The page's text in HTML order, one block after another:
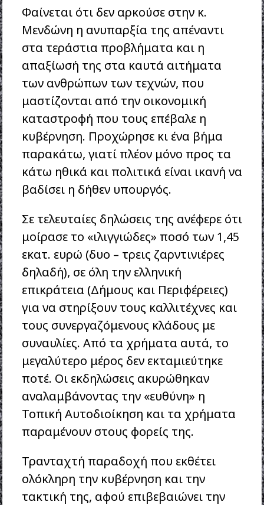
Φαίνεται ότι δεν αρκούσε στην κ.
Μενδώνη η ανυπαρξία της απέναντι
στα τεράστια προβλήματα και η
απαξίωσή της στα καυτά αιτήματα
των ανθρώπων των τεχνών, που
μαστίζονται από την οικονομική
καταστροφή που τους επέβαλε η
κυβέρνηση. Προχώρησε κι ένα βήμα
παρακάτω, γιατί πλέον μόνο προς τα
κάτω ηθικά και πολιτικά είναι ικανή να
βαδίσει η δήθεν υπουργός.
Σε τελευταίες δηλώσεις της ανέφερε ότι
μοίρασε το «ιλιγγιώδες» ποσό των 1,45
εκατ. ευρώ (δυο – τρεις ζαρντινιέρες
δηλαδή), σε όλη την ελληνική
επικράτεια (Δήμους και Περιφέρειες)
για να στηρίξουν τους καλλιτέχνες και
τους συνεργαζόμενους κλάδους με
συναυλίες. Από τα χρήματα αυτά, το
μεγαλύτερο μέρος δεν εκταμιεύτηκε
ποτέ. Οι εκδηλώσεις ακυρώθηκαν
αναλαμβάνοντας την «ευθύνη» η
Τοπική Αυτοδιοίκηση και τα χρήματα
παραμένουν στους φορείς της.
Τρανταχτή παραδοχή που εκθέτει
ολόκληρη την κυβέρνηση και την
τακτική της, αφού επιβεβαιώνει την